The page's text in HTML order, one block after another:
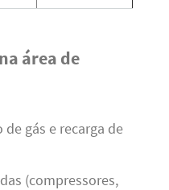
área de
gás e recarga de
(compressores,